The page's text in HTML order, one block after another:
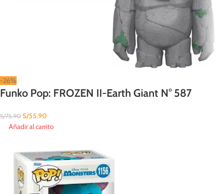
-26%
Funko Pop: FROZEN II-Earth Giant N° 587
S/75.90 S/55.90
Añadir al carrito